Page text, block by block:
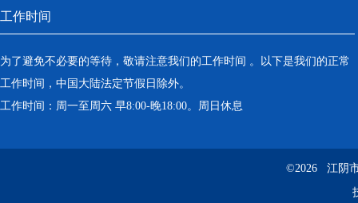
工作时间
为了避免不必要的等待，敬请注意我们的工作时间 。以下是我们的正常
工作时间，中国大陆法定节假日除外。
工作时间：周一至周六 早8:00-晚18:00。周日休息
©2026 江阴